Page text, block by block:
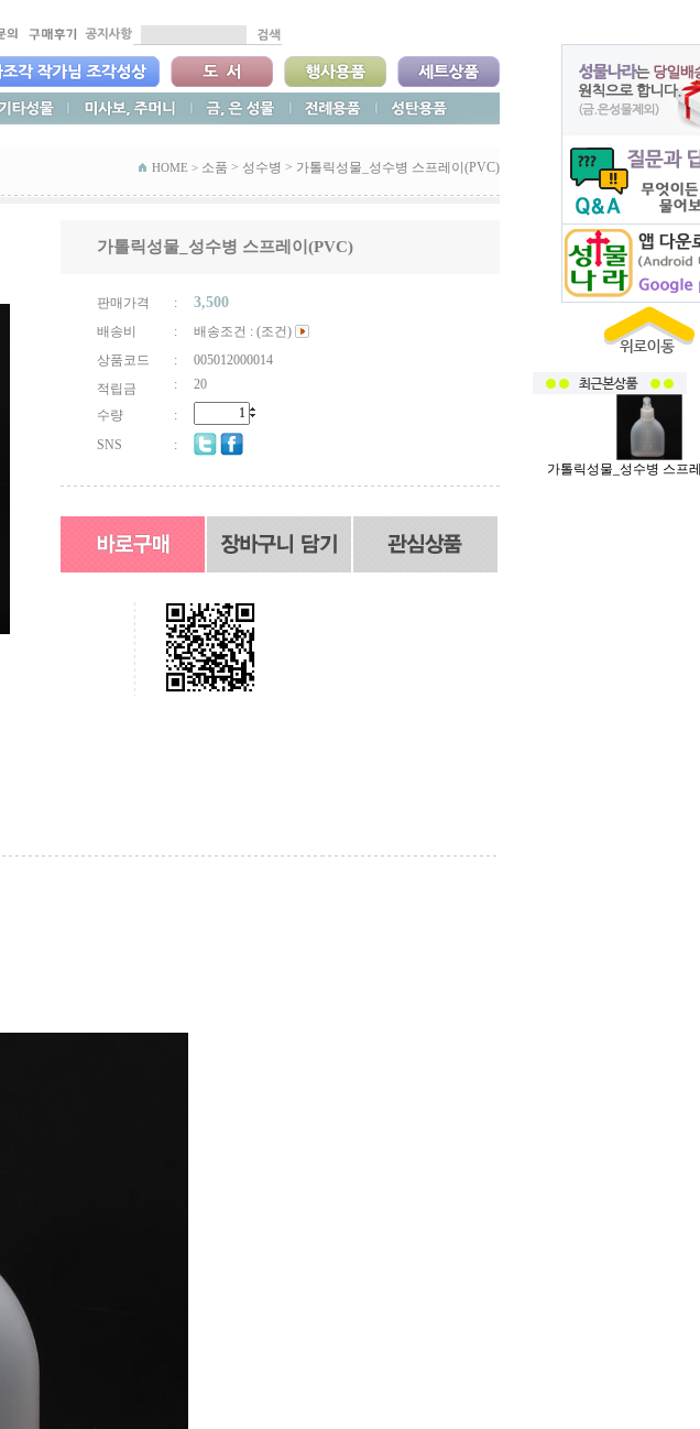
HOME > 소품 > 성수병 > 가톨릭성물_성수병 스프레이(PVC)
가톨릭성물_성수병 스프레이(PVC)
판매가격 : 3,500
배송비 :
배송조건 : (조건)
상품코드
:
005012000014
적립금
:
20
수량
:
SNS
:
가톨릭성물_성수병 스프